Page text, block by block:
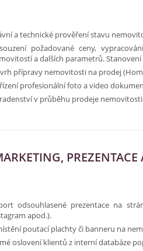
a technické prověření stavu
požadované ceny,
a dalších parametrů.
přípravy nemovitosti na prodej
profesionální foto a video
v průběhu prodeje
odsouhlasené prezentace na
apod.).
poutací plachty či banneru na
oslovení klientů z interní databáze